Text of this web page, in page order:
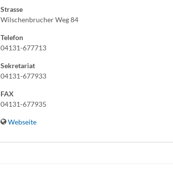
Strasse
Wilschenbrucher Weg 84
Telefon
04131-677713
Sekretariat
04131-677933
FAX
04131-677935
Webseite